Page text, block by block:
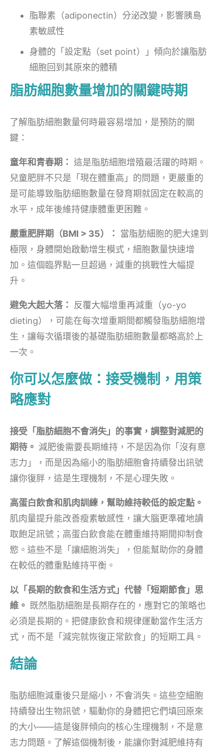
脂聯素（adiponectin）分泌改變，影響胰島
素敏感性
身體的「設定點（set point）」傾向於讓脂肪
細胞回到其原來的體積
脂肪細胞數量增加的關鍵時期
了解脂肪細胞數量何時最容易增加，是預防的關
鍵：
童年和青春期： 這是脂肪細胞增殖最活躍的時期。
兒童肥胖不只是「現在體重高」的問題，更嚴重的
是可能導致脂肪細胞數量在發育期就固定在較高的
水平，成年後維持健康體重更困難。
嚴重肥胖期（BMI > 35）：
當脂肪細胞的肥大達到
極限，身體開始啟動增生模式，細胞數量快速增
加。這個臨界點一旦超過，減重的挑戰性大幅提
升。
避免大起大落：
反覆大幅增重再減重（yo-yo
dieting），可能在每次增重期間都觸發脂肪細胞增
生，讓每次循環後的基礎脂肪細胞數量都略高於上
一次。
你可以怎麼做：接受機制，用策
略應對
接受「脂肪細胞不會消失」的事實，調整對減肥的
期待。 減肥後需要長期維持，不是因為你「沒有意
志力」，而是因為縮小的脂肪細胞會持續發出訊號
讓你復胖，這是生理機制，不是心理失敗。
高蛋白飲食和肌肉訓練，幫助維持較低的設定點。
肌肉量提升能改善瘦素敏感性，讓大腦更準確地讀
取飽足訊號；高蛋白飲食能在體重維持期間抑制食
慾。這些不是「讓細胞消失」，但能幫助你的身體
在較低的體重點維持平衡。
以「長期的飲食和生活方式」代替「短期節食」思
維。
既然脂肪細胞是長期存在的，應對它的策略也
必須是長期的。把健康飲食和規律運動當作生活方
式，而不是「減完就恢復正常飲食」的短期工具。
結論
脂肪細胞減重後只是縮小，不會消失。這些空細胞
持續發出生物訊號，驅動你的身體把它們填回原來
的大小——這是復胖傾向的核心生理機制，不是意
志力問題。了解這個機制後，能讓你對減肥維持有